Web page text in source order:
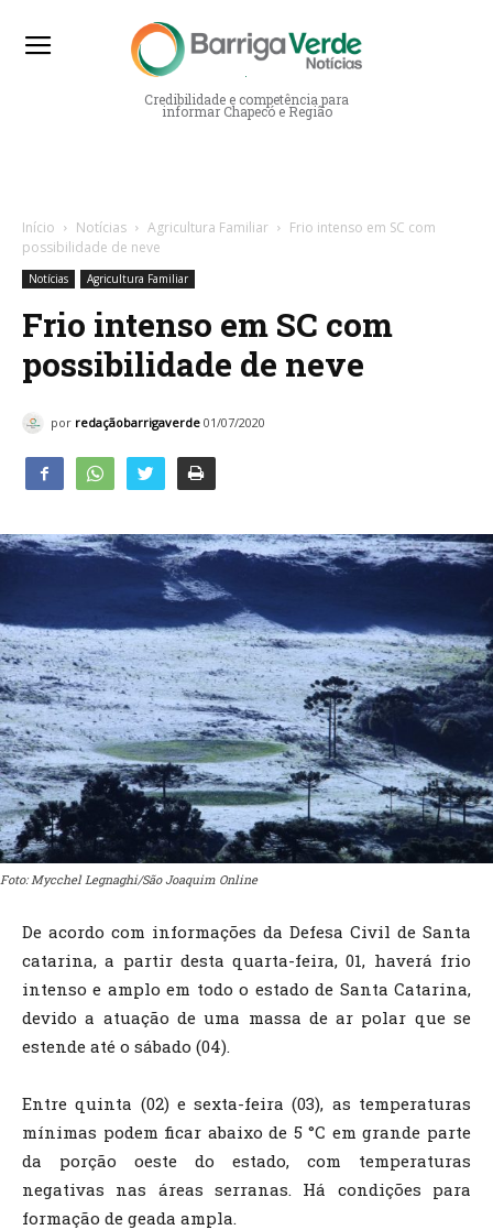
Barriga Verde Notícias
Credibilidade e competência para
informar Chapecó e Região
Início Notícias Agricultura Familiar
Frio intenso em SC com
possibilidade de neve
Notícias Agricultura Familiar
Frio intenso em SC com
possibilidade de neve
por redaçãobarrigaverde 01/07/2020
Foto: Mycchel Legnaghi/São Joaquim Online
De acordo com informações da Defesa Civil de Santa
catarina, a partir desta quarta-feira, 01, haverá frio
intenso e amplo em todo o estado de Santa Catarina,
devido a atuação de uma massa de ar polar que se
estende até o sábado (04).
Entre quinta (02) e sexta-feira (03), as temperaturas
mínimas podem ficar abaixo de 5 °C em grande parte
da porção oeste do estado, com temperaturas
negativas nas áreas serranas. Há condições para
formação de geada ampla.